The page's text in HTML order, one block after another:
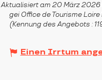
Aktualisiert am 20 März 2026
gei Office de Tourisme Loire
(Kennung des Angebots :
Einen Irrtum